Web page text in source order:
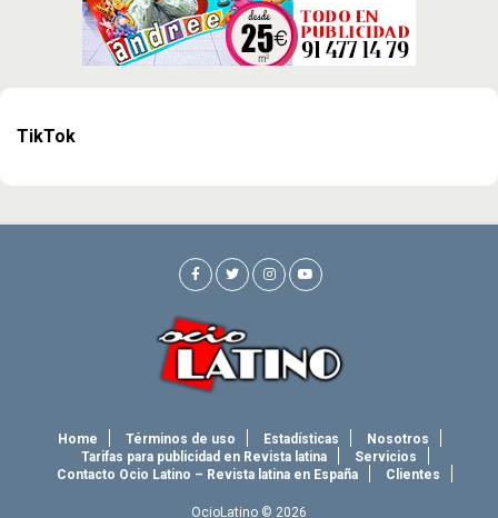
TikTok
Home Términos de uso Estadísticas
Nosotros
Tarifas para publicidad en Revista latina
Servicios
Contacto Ocio Latino – Revista latina en España
Clientes
OcioLatino © 2026